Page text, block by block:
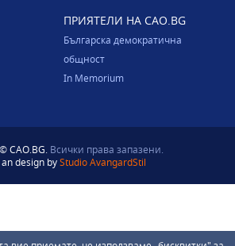
ПРИЯТЕЛИ НА CAO.BG
Българска демократична
общност
In Memorium
CAO.BG. Всички права запазени.
design byStudio AvangardStil